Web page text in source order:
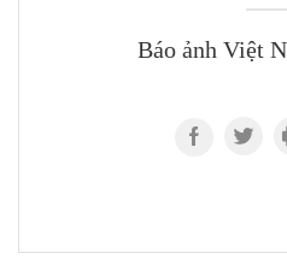
Báo ảnh Việt